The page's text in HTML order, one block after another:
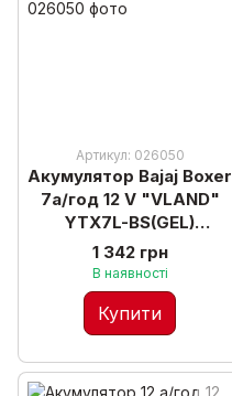
Артикул: 026050
Акумулятор Bajaj Boxer
7а/год 12 V "VLAND"
YTX7L-BS(GEL)
(2025г.в.)
1 342 грн
В наявності
Купити